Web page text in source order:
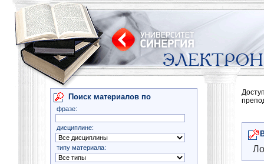
Поиск материалов по
фразе:
дисциплине:
типу материала: